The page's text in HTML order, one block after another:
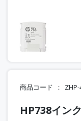
商品コード ZHP-
HP738イン